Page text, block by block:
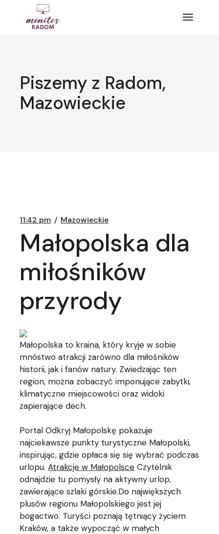
Piszemy z Radom,
Mazowieckie
11:42 pm Mazowieckie
Małopolska dla
miłośników
przyrody
Małopolska to kraina, który kryje w sobie
mnóstwo atrakcji zarówno dla miłośników
historii, jak i fanów natury. Zwiedzając ten
region, można zobaczyć imponujące zabytki,
klimatyczne miejscowości oraz widoki
zapierające dech.
Portal Odkryj Małopolskę pokazuje
najciekawsze punkty turystyczne Małopolski,
inspirując, gdzie opłaca się się wybrać podczas
urlopu.Atrakcje w Małopolsce Czytelnik
odnajdzie tu pomysły na aktywny urlop,
zawierające szlaki górskie.Do największych
plusów regionu Małopolskiego jest jej
bogactwo. Turyści poznają tętniący życiem
Kraków, a także wypocząć w małych